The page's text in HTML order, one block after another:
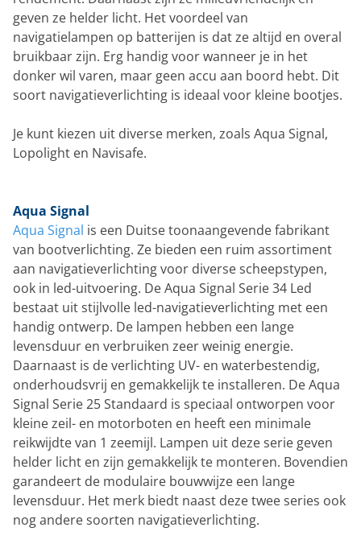
geven ze helder licht. Het voordeel van
navigatielampen op batterijen is dat ze altijd en overal
bruikbaar zijn. Erg handig voor wanneer je in het
donker wil varen, maar geen accu aan boord hebt. Dit
soort navigatieverlichting is ideaal voor kleine bootjes.
Je kunt kiezen uit diverse merken, zoals Aqua Signal,
Lopolight en Navisafe.
Aqua Signal
Aqua Signal is een Duitse toonaangevende fabrikant
van bootverlichting. Ze bieden een ruim assortiment
aan navigatieverlichting voor diverse scheepstypen,
ook in led-uitvoering. De Aqua Signal Serie 34 Led
bestaat uit stijlvolle led-navigatieverlichting met een
handig ontwerp. De lampen hebben een lange
levensduur en verbruiken zeer weinig energie.
Daarnaast is de verlichting UV- en waterbestendig,
onderhoudsvrij en gemakkelijk te installeren. De Aqua
Signal Serie 25 Standaard is speciaal ontworpen voor
kleine zeil- en motorboten en heeft een minimale
reikwijdte van 1 zeemijl. Lampen uit deze serie geven
helder licht en zijn gemakkelijk te monteren. Bovendien
garandeert de modulaire bouwwijze een lange
levensduur. Het merk biedt naast deze twee series ook
nog andere soorten navigatieverlichting.